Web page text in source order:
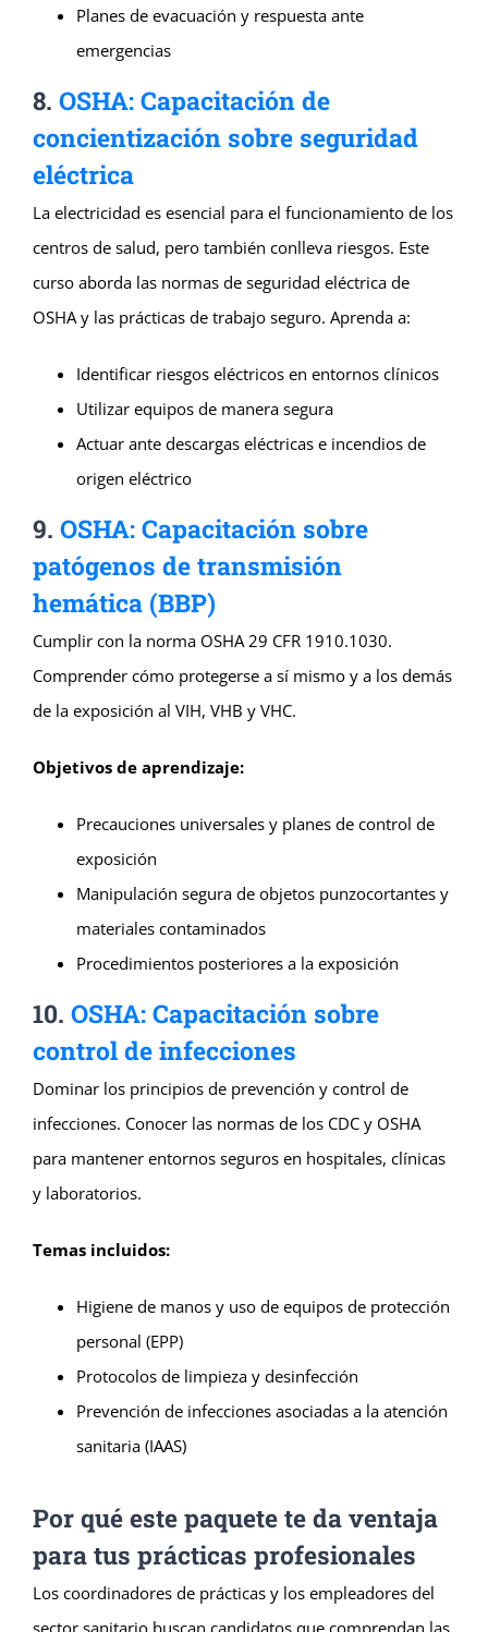
Planes de evacuación y respuesta ante
emergencias
8. OSHA: Capacitación de
concientización sobre seguridad
eléctrica
La electricidad es esencial para el funcionamiento de los
centros de salud, pero también conlleva riesgos. Este
curso aborda las normas de seguridad eléctrica de
OSHA y las prácticas de trabajo seguro. Aprenda a:
Identificar riesgos eléctricos en entornos clínicos
Utilizar equipos de manera segura
Actuar ante descargas eléctricas e incendios de
origen eléctrico
9. OSHA: Capacitación sobre
patógenos de transmisión
hemática (BBP)
Cumplir con la norma OSHA 29 CFR 1910.1030.
Comprender cómo protegerse a sí mismo y a los demás
de la exposición al VIH, VHB y VHC.
Objetivos de aprendizaje:
Precauciones universales y planes de control de
exposición
Manipulación segura de objetos punzocortantes y
materiales contaminados
Procedimientos posteriores a la exposición
10. OSHA: Capacitación sobre
control de infecciones
Dominar los principios de prevención y control de
infecciones. Conocer las normas de los CDC y OSHA
para mantener entornos seguros en hospitales, clínicas
y laboratorios.
Temas incluidos:
Higiene de manos y uso de equipos de protección
personal (EPP)
Protocolos de limpieza y desinfección
Prevención de infecciones asociadas a la atención
sanitaria (IAAS)
Por qué este paquete te da ventaja
para tus prácticas profesionales
Los coordinadores de prácticas y los empleadores del